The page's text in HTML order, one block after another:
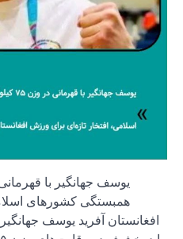
همبستگی کشورهای
افغانستان آفرید یوسف